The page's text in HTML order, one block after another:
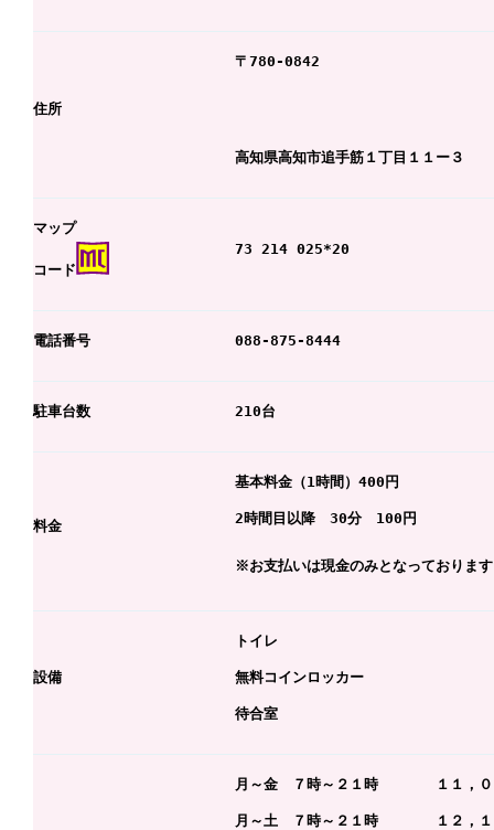
住所
〒780-0842
高知県高知市追手筋１丁目１１ー３
マップ
コード
73 214 025*20
電話番号 088-875-8444
駐車台数 210台
料金
基本料金（1時間）400円
2時間目以降 30分 100円
※お支払いは現金のみとなっておりま
設備
トイレ
無料コインロッカー
待合室
月～金 ７時～２１時 １１，００
月～土 ７時～２１時 １２，１０